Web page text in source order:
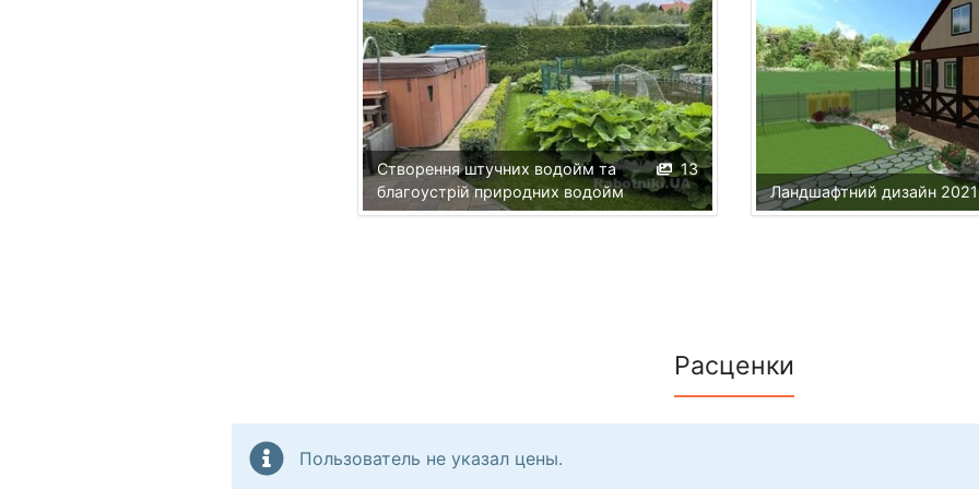
13
Створення штучних водойм та
благоустрій природних водойм
Ландшафтний дизайн 2021
Расценки
Пользователь не указал цены.